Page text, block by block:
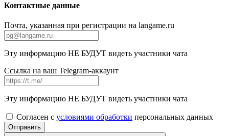
Контактные данные
Почта, указанная при регистрации на langame.ru
Эту информацию НЕ БУДУТ видеть участники чата
Ссылка на ваш Telegram-аккаунт
Эту информацию НЕ БУДУТ видеть участники чата
Согласен с условиями обработки персональных данных
Отправить